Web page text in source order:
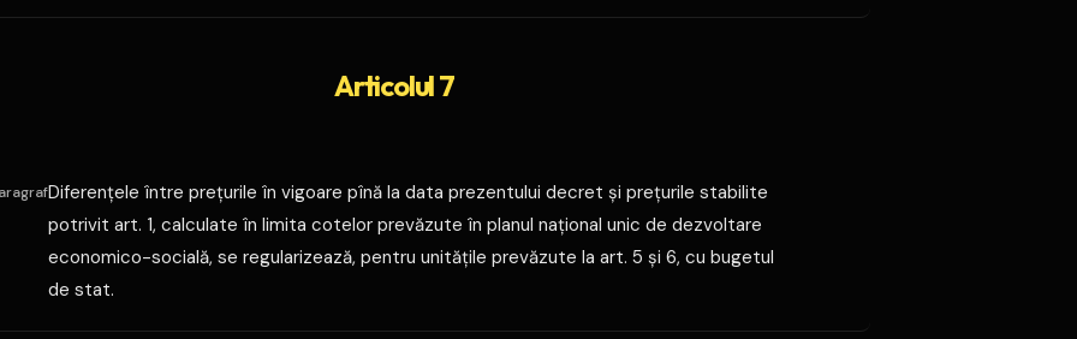
Articolul 7
Diferenţele între preţurile în vigoare pînă la data prezentului decret şi preţurile stabilite
potrivit art. 1, calculate în limita cotelor prevăzute în planul naţional unic de dezvoltare
economico-socială, se regularizează, pentru unităţile prevăzute la art. 5 şi 6, cu bugetul
de stat.